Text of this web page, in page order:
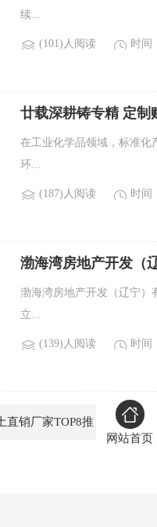
续...
(101)人阅读 时间
廿载深耕铸专精 定
在工业化学品领域，标准化
环...
(187)人阅读 时间
渤海湾房地产开发（
渤海湾房地产开发（辽宁）
立...
(139)人阅读 时间
直销厂家TOP8推
网站首页